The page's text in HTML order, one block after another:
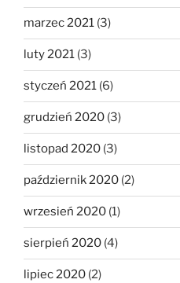
marzec 2021 (3)
luty 2021 (3)
styczeń 2021 (6)
grudzień 2020 (3)
listopad 2020 (3)
październik 2020 (2)
wrzesień 2020 (1)
sierpień 2020 (4)
lipiec 2020 (2)